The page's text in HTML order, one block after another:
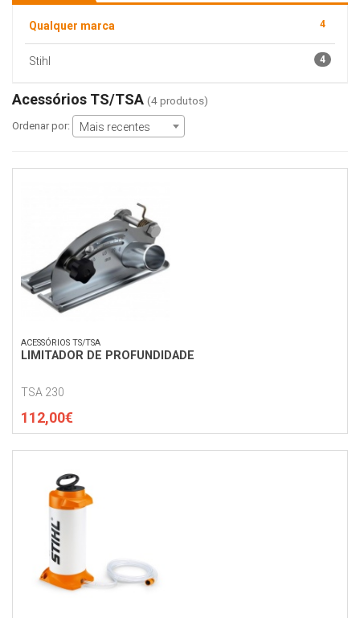
Qualquer marca 4
Stihl 4
Acessórios TS/TSA (4 produtos)
Ordenar por: Mais recentes
ACESSÓRIOS TS/TSA
LIMITADOR DE PROFUNDIDADE
TSA 230
112,00€